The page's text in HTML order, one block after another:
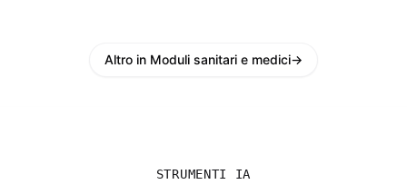
Altro in Moduli sanitari e medici→
STRUMENTI IA